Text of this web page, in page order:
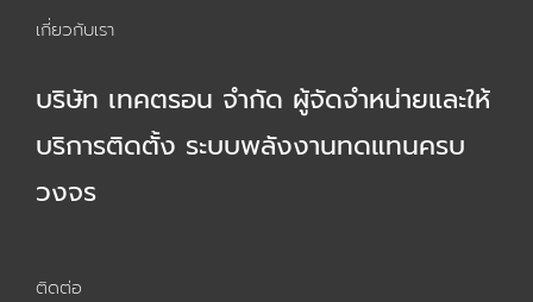
เกี่ยวกับเรา
บริษัท เทคตรอน จำกัด ผู้จัดจำหน่ายและให้
บริการติดตั้ง ระบบพลังงานทดแทนครบ
วงจร
ติดต่อ